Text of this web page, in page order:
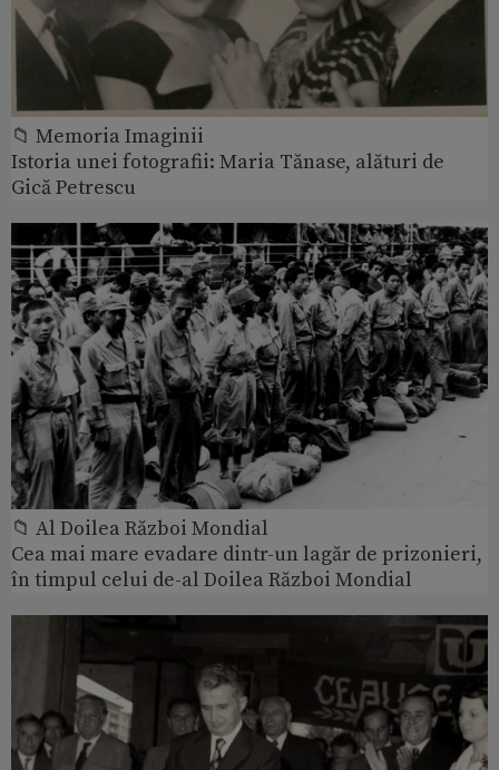
📁 Memoria Imaginii
Istoria unei fotografii: Maria Tănase, alături de
Gică Petrescu
📁 Al Doilea Război Mondial
Cea mai mare evadare dintr-un lagăr de prizonieri,
în timpul celui de-al Doilea Război Mondial